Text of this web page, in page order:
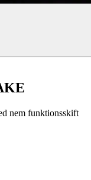
nem funktionsskift